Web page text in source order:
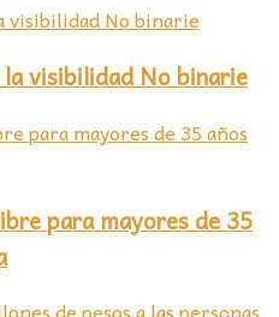
visibilidad No binarie
para mayores de 35